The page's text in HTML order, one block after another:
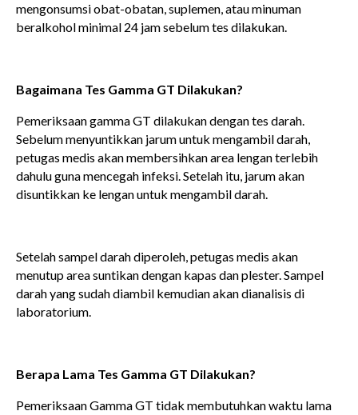
mengonsumsi obat-obatan, suplemen, atau minuman
beralkohol minimal 24 jam sebelum tes dilakukan.
Bagaimana Tes Gamma GT Dilakukan?
Pemeriksaan gamma GT dilakukan dengan tes darah.
Sebelum menyuntikkan jarum untuk mengambil darah,
petugas medis akan membersihkan area lengan terlebih
dahulu guna mencegah infeksi. Setelah itu, jarum akan
disuntikkan ke lengan untuk mengambil darah.
Setelah sampel darah diperoleh, petugas medis akan
menutup area suntikan dengan kapas dan plester. Sampel
darah yang sudah diambil kemudian akan dianalisis di
laboratorium.
Berapa Lama Tes Gamma GT Dilakukan?
Pemeriksaan Gamma GT tidak membutuhkan waktu lama